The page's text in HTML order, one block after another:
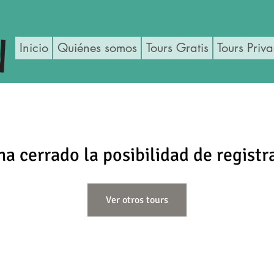
Inicio Quiénes somos Tours Gratis Tours
cerrado la posibilidad de
Ver otros tours